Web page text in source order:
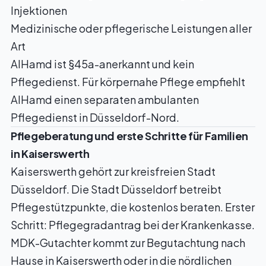
Injektionen
Medizinische oder pflegerische Leistungen aller
Art
AlHamd ist §45a-anerkannt und kein
Pflegedienst. Für körpernahe Pflege empfiehlt
AlHamd einen separaten ambulanten
Pflegedienst in Düsseldorf-Nord.
Pflegeberatung und erste Schritte für Familien
in Kaiserswerth
Kaiserswerth gehört zur kreisfreien Stadt
Düsseldorf. Die Stadt Düsseldorf betreibt
Pflegestützpunkte, die kostenlos beraten. Erster
Schritt: Pflegegradantrag bei der Krankenkasse.
MDK-Gutachter kommt zur Begutachtung nach
Hause in Kaiserswerth oder in die nördlichen